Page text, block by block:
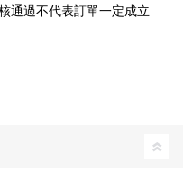
通過不代表訂單一定成立